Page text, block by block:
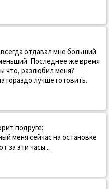
отдавал мне больший
Последнее же время
что, разлюбил меня?
гораздо лучше готовить.
подруге:
меня сейчас на остановке
за эти часы...